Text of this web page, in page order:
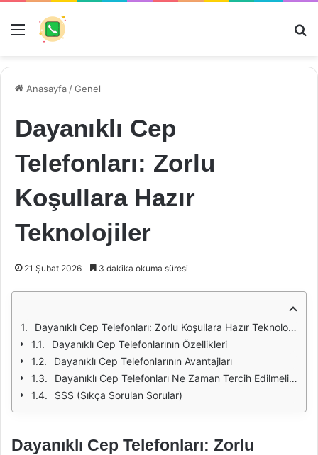
Menü
Anasayfa /Genel
Dayanıklı Cep
Telefonları: Zorlu
Koşullara Hazır
Teknolojiler
21 Şubat 2026 3 dakika okuma süresi
Dayanıklı Cep Telefonları: Zorlu Koşullara Hazır Teknolojiler
Dayanıklı Cep Telefonlarının Özellikleri
Dayanıklı Cep Telefonlarının Avantajları
Dayanıklı Cep Telefonları Ne Zaman Tercih Edilmelidir?
SSS (Sıkça Sorulan Sorular)
Dayanıklı Cep Telefonları: Zorlu